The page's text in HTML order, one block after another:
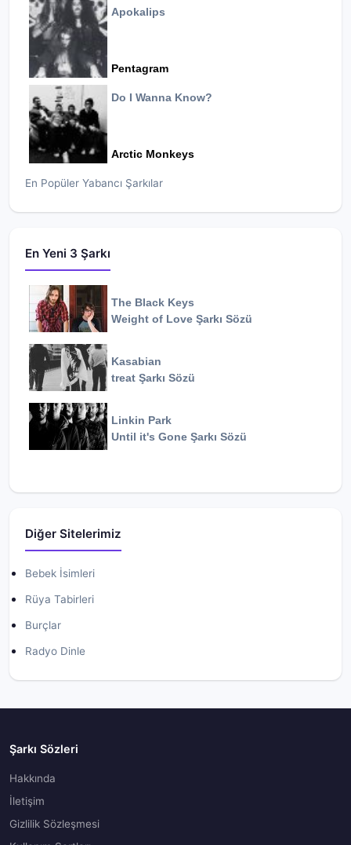
Apokalips
Pentagram
Do I Wanna Know?
Arctic Monkeys
En Popüler Yabancı Şarkılar
En Yeni 3 Şarkı
The Black Keys
Weight of Love Şarkı Sözü
Kasabian
treat Şarkı Sözü
Linkin Park
Until it's Gone Şarkı Sözü
Diğer Sitelerimiz
Bebek İsimleri
Rüya Tabirleri
Burçlar
Radyo Dinle
Şarkı Sözleri
Hakkında
İletişim
Gizlilik Sözleşmesi